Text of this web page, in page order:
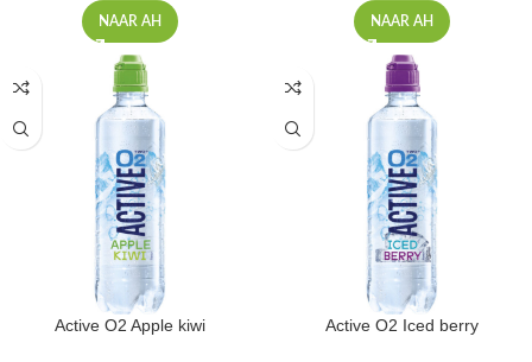
NAAR AH NAAR AH
Active O2 Apple kiwi Active O2 Iced berry